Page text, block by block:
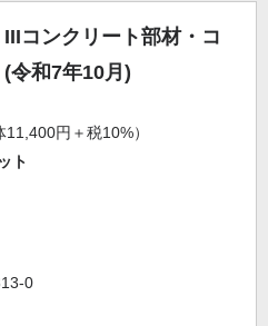
コンクリート部材・コ
令和7年10月)
11,400円＋税10%）
ト
0